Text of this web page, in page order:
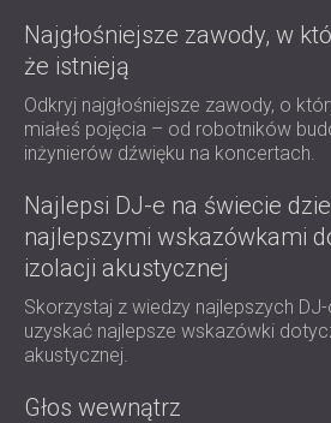
Najgłośniejsze zawody, w
że istnieją
Odkryj najgłośniejsze zawody, o
miałeś pojęcia – od robotników
inżynierów dźwięku na koncertach.
Najlepsi DJ-e na świecie
najlepszymi wskazówkami
izolacji akustycznej
Skorzystaj z wiedzy najlepszych
uzyskać najlepsze wskazówki
akustycznej.
Głos wewnątrz